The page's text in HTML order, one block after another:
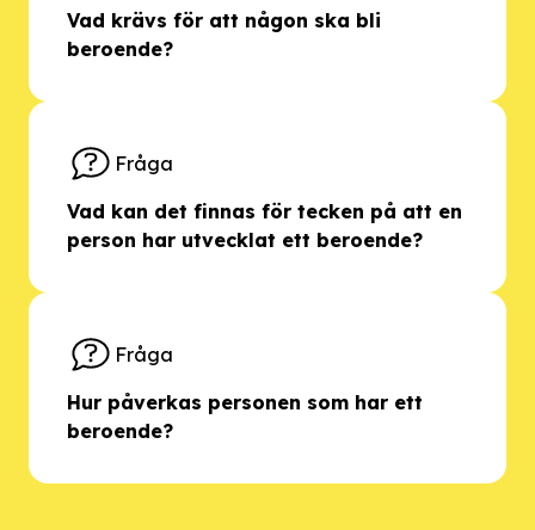
Vad krävs för att någon ska bli
beroende?
Fråga
Vad kan det finnas för tecken på att en
person har utvecklat ett beroende?
Fråga
Hur påverkas personen som har ett
beroende?